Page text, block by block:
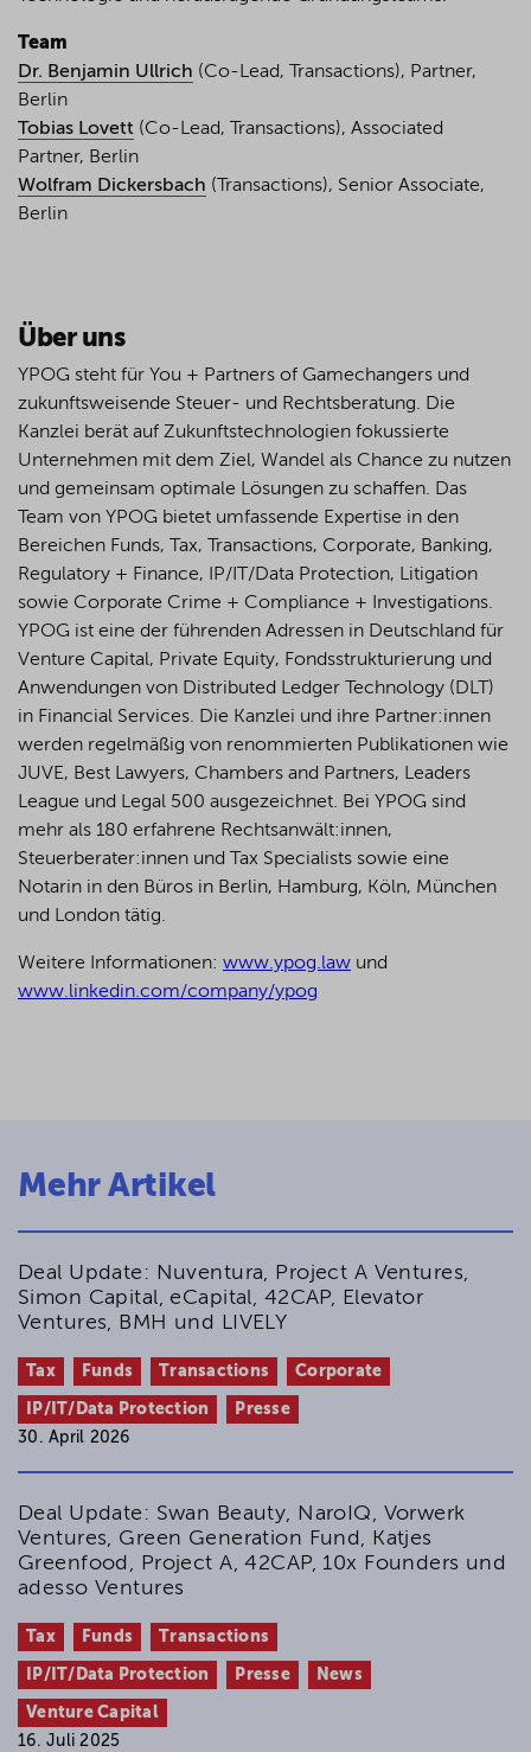
Team
Dr. Benjamin Ullrich (Co-Lead, Transactions), Partner,
Berlin
Tobias Lovett (Co-Lead, Transactions), Associated
Partner, Berlin
Wolfram Dickersbach (Transactions), Senior Associate,
Berlin
Über uns
YPOG steht für You + Partners of Gamechangers und
zukunftsweisende Steuer- und Rechtsberatung. Die
Kanzlei berät auf Zukunftstechnologien fokussierte
Unternehmen mit dem Ziel, Wandel als Chance zu nutzen
und gemeinsam optimale Lösungen zu schaffen. Das
Team von YPOG bietet umfassende Expertise in den
Bereichen Funds, Tax, Transactions, Corporate, Banking,
Regulatory + Finance, IP/IT/Data Protection, Litigation
sowie Corporate Crime + Compliance + Investigations.
YPOG ist eine der führenden Adressen in Deutschland für
Venture Capital, Private Equity, Fondsstrukturierung und
Anwendungen von Distributed Ledger Technology (DLT)
in Financial Services. Die Kanzlei und ihre Partner:innen
werden regelmäßig von renommierten Publikationen wie
JUVE, Best Lawyers, Chambers and Partners, Leaders
League und Legal 500 ausgezeichnet. Bei YPOG sind
mehr als 180 erfahrene Rechtsanwält:innen,
Steuerberater:innen und Tax Specialists sowie eine
Notarin in den Büros in Berlin, Hamburg, Köln, München
und London tätig.
Weitere Informationen: www.ypog.law und
www.linkedin.com/company/ypog
Mehr Artikel
Deal Update: Nuventura, Project A Ventures,
Simon Capital, eCapital, 42CAP, Elevator
Ventures, BMH und LIVELY
Tax Funds Transactions Corporate
IP/IT/Data Protection
Presse
30. April 2026
Deal Update: Swan Beauty, NaroIQ, Vorwerk
Ventures, Green Generation Fund, Katjes
Greenfood, Project A, 42CAP, 10x Founders und
adesso Ventures
Tax Funds Transactions
IP/IT/Data Protection Presse News
Venture Capital
16. Juli 2025